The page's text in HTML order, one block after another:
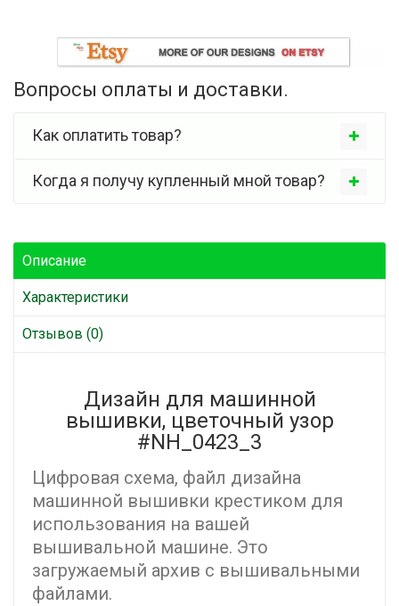
Вопросы оплаты и доставки.
Как оплатить товар?
Когда я получу купленный мной товар?
Описание
Характеристики
Отзывов (0)
Дизайн для машинной
вышивки, цветочный узор
#NH_0423_3
Цифровая схема, файл дизайна
машинной вышивки крестиком для
использования на вашей
вышивальной машине. Это
загружаемый архив с вышивальными
файлами.